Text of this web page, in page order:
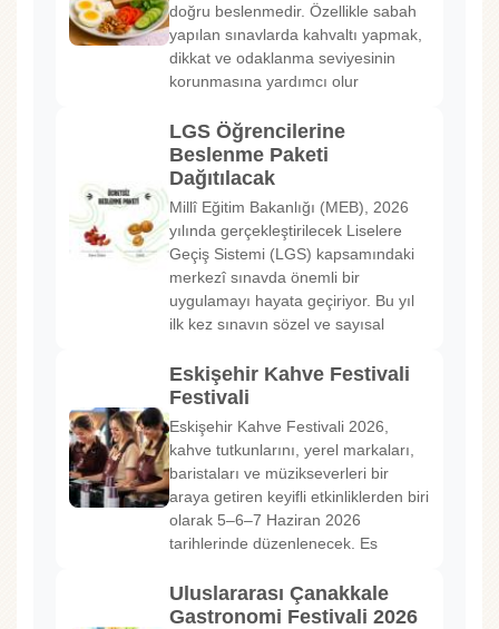
doğru beslenmedir. Özellikle sabah
yapılan sınavlarda kahvaltı yapmak,
dikkat ve odaklanma seviyesinin
korunmasına yardımcı olur
LGS Öğrencilerine
Beslenme Paketi
Dağıtılacak
Millî Eğitim Bakanlığı (MEB), 2026
yılında gerçekleştirilecek Liselere
Geçiş Sistemi (LGS) kapsamındaki
merkezî sınavda önemli bir
uygulamayı hayata geçiriyor. Bu yıl
ilk kez sınavın sözel ve sayısal
Eskişehir Kahve Festivali
Festivali
Eskişehir Kahve Festivali 2026,
kahve tutkunlarını, yerel markaları,
baristaları ve müzikseverleri bir
araya getiren keyifli etkinliklerden biri
olarak 5–6–7 Haziran 2026
tarihlerinde düzenlenecek. Es
Uluslararası Çanakkale
Gastronomi Festivali 2026